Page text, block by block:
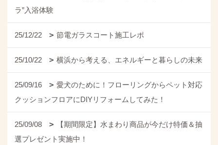
ラ”入浴体験
25/12/22 節電ガラスコート施工レポ
25/10/22 横浜から考える、エネルギーと暮らしの未来
25/09/16
愛犬のために！フローリングからペット対応
クッションフロアにDIYリフォームしてみた！
25/09/08
【期間限定】水まわり商品が今だけ特価＆抽
選プレゼント実施中！